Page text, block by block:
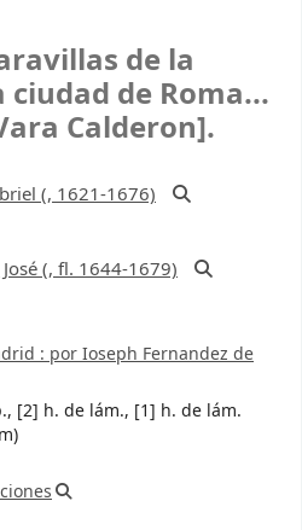
de la
de Roma...
Calderon].
(, 1621-1676)
(, fl. 1644-1679)
:por Ioseph Fernandez de
[2] h. de lám., [1] h. de lám.